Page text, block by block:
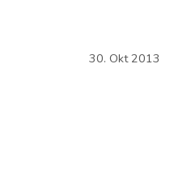
30. Okt 2013